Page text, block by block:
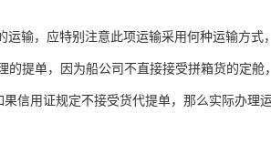
输，应特别注意此项运输采用何种运输方式
提单，因为船公司不直接接受拼箱货的定舱
信用证规定不接受货代提单，那么实际办理